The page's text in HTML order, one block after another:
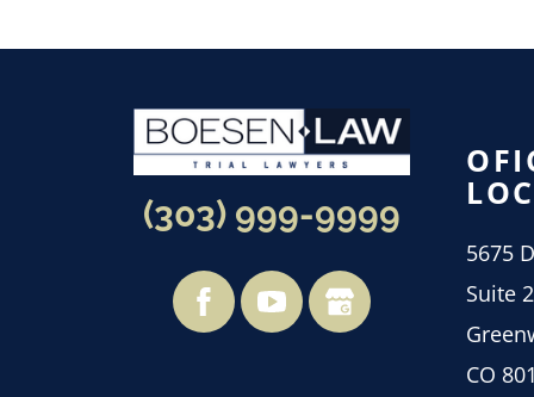
(303) 999-9999
5675
Suite
CO